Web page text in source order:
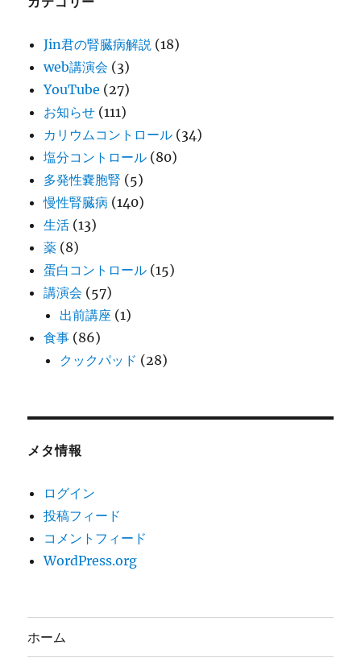
Jin君の腎臓病解説 (18)
web講演会 (3)
YouTube (27)
お知らせ (111)
カリウムコントロール (34)
塩分コントロール (80)
多発性嚢胞腎 (5)
慢性腎臓病 (140)
生活 (13)
薬 (8)
蛋白コントロール (15)
講演会 (57)
出前講座 (1)
食事 (86)
クックパッド (28)
メタ情報
ログイン
投稿フィード
コメントフィード
WordPress.org
ホーム